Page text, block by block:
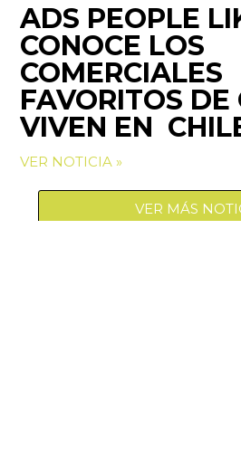
ADS PEOPLE
CONOCE LOS
COMERCIALES
FAVORITOS DE
VIVEN EN
VER NOTICIA »
VER MÁS